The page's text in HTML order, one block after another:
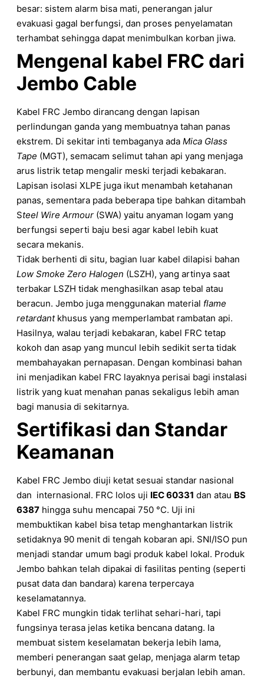
besar: sistem alarm bisa mati, penerangan jalur
evakuasi gagal berfungsi, dan proses penyelamatan
terhambat sehingga dapat menimbulkan korban jiwa.
Mengenal kabel FRC dari
Jembo Cable
Kabel FRC Jembo dirancang dengan lapisan
perlindungan ganda yang membuatnya tahan panas
ekstrem. Di sekitar inti tembaganya ada Mica Glass
Tape (MGT), semacam selimut tahan api yang menjaga
arus listrik tetap mengalir meski terjadi kebakaran.
Lapisan isolasi XLPE juga ikut menambah ketahanan
panas, sementara pada beberapa tipe bahkan ditambah
Steel Wire Armour (SWA) yaitu anyaman logam yang
berfungsi seperti baju besi agar kabel lebih kuat
secara mekanis.
Tidak berhenti di situ, bagian luar kabel dilapisi bahan
Low Smoke Zero Halogen (LSZH), yang artinya saat
terbakar LSZH tidak menghasilkan asap tebal atau
beracun. Jembo juga menggunakan material flame
retardantkhusus yang memperlambat rambatan api.
Hasilnya, walau terjadi kebakaran, kabel FRC tetap
kokoh dan asap yang muncul lebih sedikit serta tidak
membahayakan pernapasan. Dengan kombinasi bahan
ini menjadikan kabel FRC layaknya perisai bagi instalasi
listrik yang kuat menahan panas sekaligus lebih aman
bagi manusia di sekitarnya.
Sertifikasi dan Standar
Keamanan
Kabel FRC Jembo diuji ketat sesuai standar nasional
dan internasional. FRC lolos uji IEC 60331 dan atau BS
6387 hingga suhu mencapai 750 °C. Uji ini
membuktikan kabel bisa tetap menghantarkan listrik
setidaknya 90 menit di tengah kobaran api. SNI/ISO pun
menjadi standar umum bagi produk kabel lokal. Produk
Jembo bahkan telah dipakai di fasilitas penting (seperti
pusat data dan bandara) karena terpercaya
keselamatannya.
Kabel FRC mungkin tidak terlihat sehari-hari, tapi
fungsinya terasa jelas ketika bencana datang. Ia
membuat sistem keselamatan bekerja lebih lama,
memberi penerangan saat gelap, menjaga alarm tetap
berbunyi, dan membantu evakuasi berjalan lebih aman.